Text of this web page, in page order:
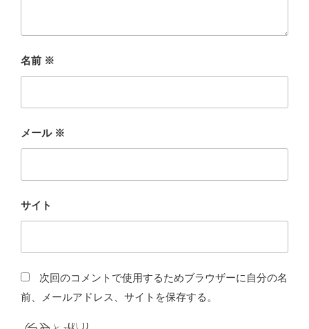
名前 ※
メール ※
サイト
次回のコメントで使用するためブラウザーに自分の名
前、メールアドレス、サイトを保存する。